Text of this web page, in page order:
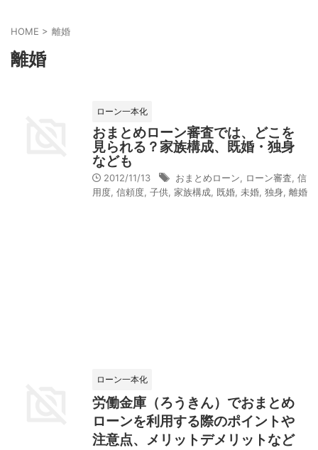
HOME > 離婚
離婚
ローン一本化
おまとめローン審査では、どこを
見られる？家族構成、既婚・独身
なども
2012/11/13 おまとめローン ローン審査 信
用度 信頼度 子供 家族構成 既婚 未婚 独身 離婚
ローン一本化
労働金庫（ろうきん）でおまとめ
ローンを利用する際のポイントや
注意点、メリットデメリットなど